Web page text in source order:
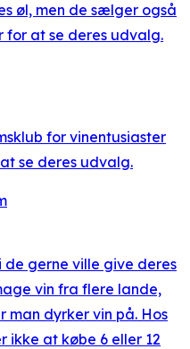
øl, men de sælger også
for at se deres udvalg.
for vinentusiaster
se deres udvalg.
gerne ville give deres
vin fra flere lande,
man dyrker vin på. Hos
ikke at købe 6 eller 12